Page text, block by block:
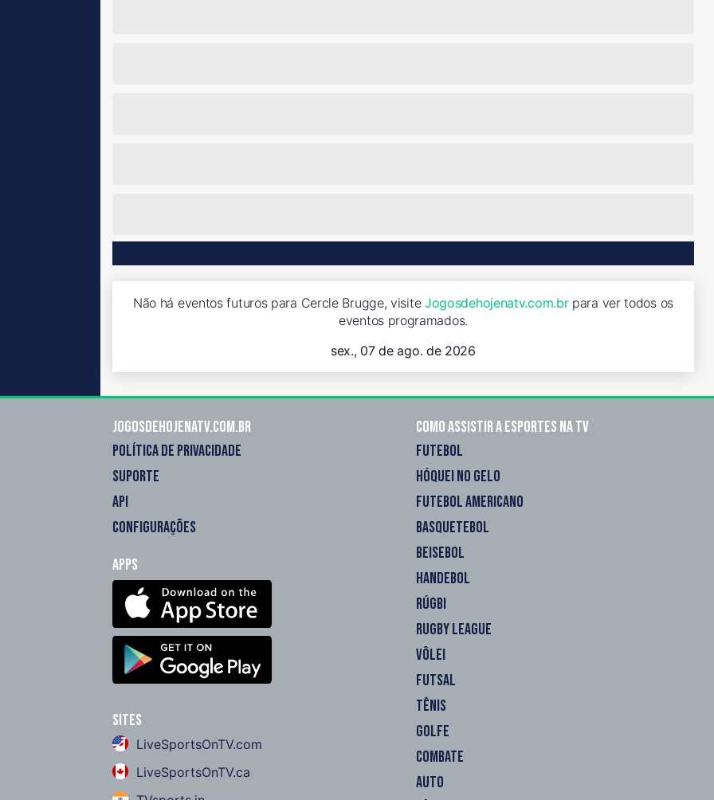
Não há eventos futuros para Cercle Brugge, visite Jogosdehojenatv.com.brpara ver todos os
eventos programados.
sex., 07 de ago. de 2026
Jogosdehojenatv.com.br
POLÍTICA DE PRIVACIDADE
SUPORTE
API
CONFIGURAÇÕES
Apps
Sites
LiveSportsOnTV.com
LiveSportsOnTV.ca
Como assistir a esportes na TV
FUTEBOL
HÓQUEI NO GELO
FUTEBOL AMERICANO
BASQUETEBOL
BEISEBOL
HANDEBOL
RÚGBI
RUGBY LEAGUE
VÔLEI
FUTSAL
TÊNIS
GOLFE
COMBATE
AUTO